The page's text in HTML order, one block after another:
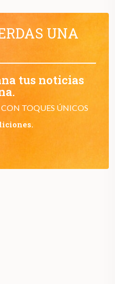
UNA
tus noticias
TOQUES ÚNICOS